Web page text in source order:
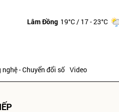
Lâm Đồng 19°C/ 17 - 23°C
nghệ - Chuyển đổi số Video